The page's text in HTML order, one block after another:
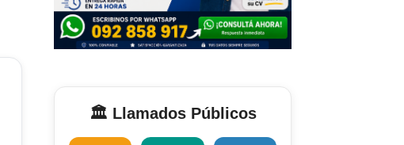
🏛️ Llamados Públicos